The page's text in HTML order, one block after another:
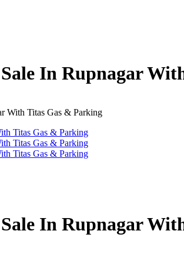
In Rupnagar
With Titas Gas & Parking
In Rupnagar